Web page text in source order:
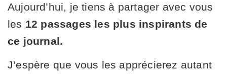
Aujourd’hui, je tiens à partager avec vous
les 12 passages les plus inspirants de
ce journal.
J’espère que vous les apprécierez autant